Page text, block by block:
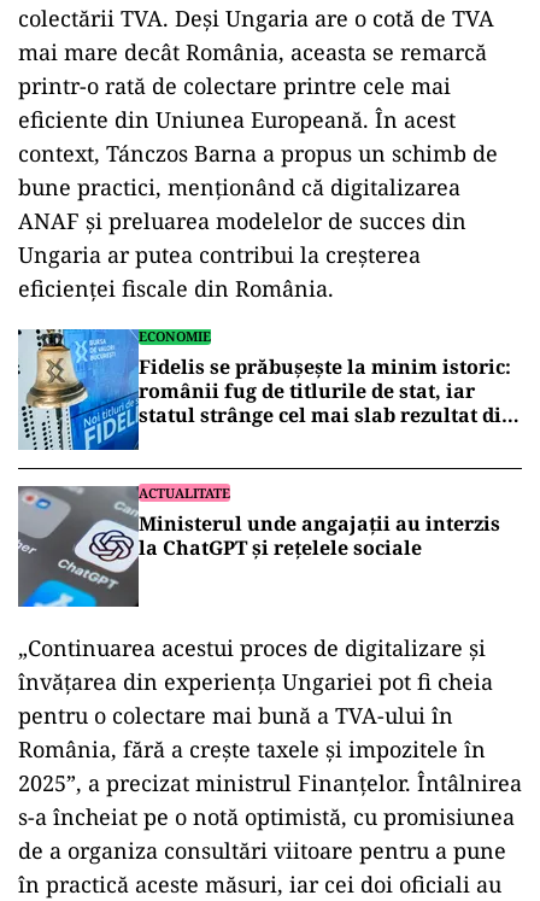
colectării TVA. Deși Ungaria are o cotă de TVA
mai mare decât România, aceasta se remarcă
printr-o rată de colectare printre cele mai
eficiente din Uniunea Europeană. În acest
context, Tánczos Barna a propus un schimb de
bune practici, menționând că digitalizarea
ANAF și preluarea modelelor de succes din
Ungaria ar putea contribui la creșterea
eficienței fiscale din România.
ECONOMIE
Fidelis se prăbușește la minim istoric:
românii fug de titlurile de stat, iar
statul strânge cel mai slab rezultat din
ACTUALITATE
Ministerul unde angajații au interzis
la ChatGPT și rețelele sociale
„Continuarea acestui proces de digitalizare și
învățarea din experiența Ungariei pot fi cheia
pentru o colectare mai bună a TVA-ului în
România, fără a crește taxele și impozitele în
2025”, a precizat ministrul Finanțelor. Întâlnirea
s-a încheiat pe o notă optimistă, cu promisiunea
de a organiza consultări viitoare pentru a pune
în practică aceste măsuri, iar cei doi oficiali au